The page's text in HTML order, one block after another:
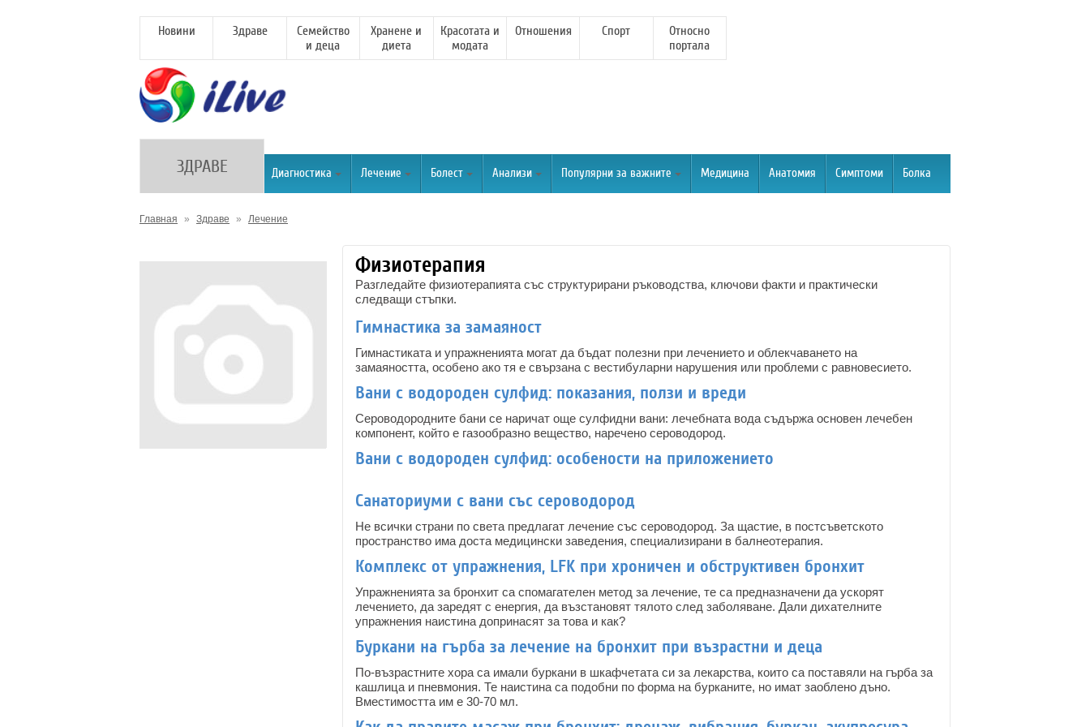
Новини Здраве
Семейство
и деца
Хранене и
диета
Красотата и
модата
Отношения Спорт
Относно
портала
ЗДРАВЕ Диагностика Лечение Болест Анализи Популярни за важните Медицина Анатомия Симптоми Болка
Главная » Здраве » Лечение
Физиотерапия
Разгледайте физиотерапията със структурирани ръководства, ключови факти и практически
следващи стъпки.
Гимнастика за замаяност
Гимнастиката и упражненията могат да бъдат полезни при лечението и облекчаването на
замаяността, особено ако тя е свързана с вестибуларни нарушения или проблеми с равновесието.
Вани с водороден сулфид: показания, ползи и вреди
Сероводородните бани се наричат още сулфидни вани: лечебната вода съдържа основен лечебен
компонент, който е газообразно вещество, наречено сероводород.
Вани с водороден сулфид: особености на приложението
Санаториуми с вани със сероводород
Не всички страни по света предлагат лечение със сероводород. За щастие, в постсъветското
пространство има доста медицински заведения, специализирани в балнеотерапия.
Комплекс от упражнения, LFK при хроничен и обструктивен бронхит
Упражненията за бронхит са спомагателен метод за лечение, те са предназначени да ускорят
лечението, да заредят с енергия, да възстановят тялото след заболяване. Дали дихателните
упражнения наистина допринасят за това и как?
Буркани на гърба за лечение на бронхит при възрастни и деца
По-възрастните хора са имали буркани в шкафчетата си за лекарства, които са поставяли на гърба за
кашлица и пневмония. Те наистина са подобни по форма на бурканите, но имат заоблено дъно.
Вместимостта им е 30-70 мл.